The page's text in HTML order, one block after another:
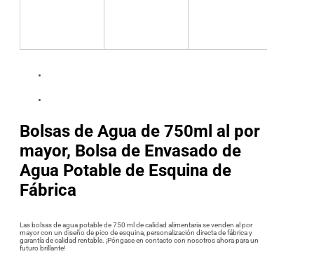
Bolsas de Agua de 750ml al por
mayor, Bolsa de Envasado de
Agua Potable de Esquina de
Fábrica
Las bolsas de agua potable de 750 ml de calidad alimentaria se venden al por
mayor con un diseño de pico de esquina, personalización directa de fábrica y
garantía de calidad rentable. ¡Póngase en contacto con nosotros ahora para un
futuro brillante!